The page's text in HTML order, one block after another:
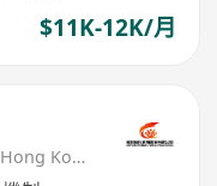
$11K-12K/月
Dryden Immigration Consultation Hong Kong Limited